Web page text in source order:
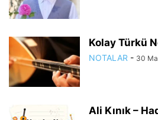
Kolay Türkü
NOTALAR - 30
Ali Kınık –